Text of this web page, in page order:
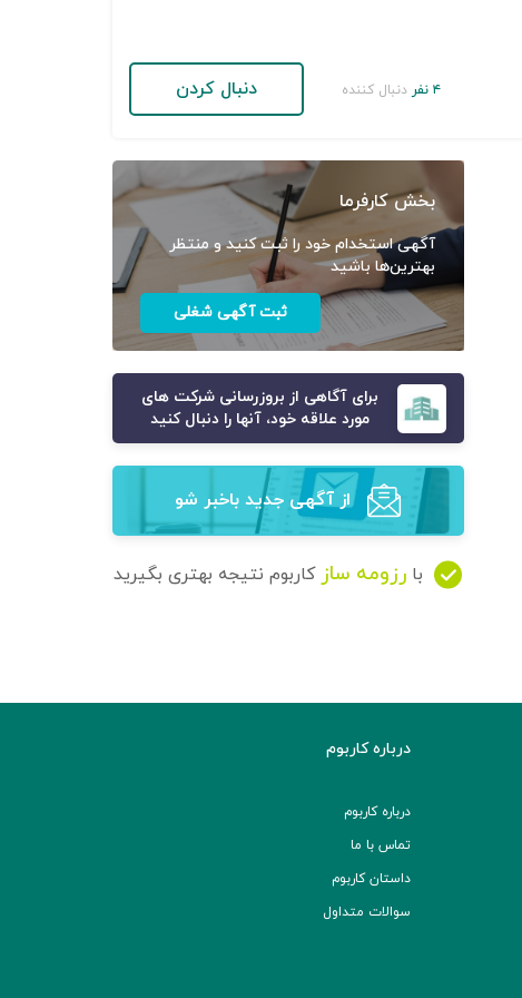
۴ نفر دنبال کننده دنبال کردن
بخش کارفرما
آگهی استخدام خود را ثبت کنید و منتظر
بهترین‌ها باشید
ثبت آگهی شغلی
برای آگاهی از بروزرسانی شرکت های
مورد علاقه خود، آنها را دنبال کنید
از آگهی‌ جدید باخبر شو
با رزومه ساز کاربوم نتیجه بهتری بگیرید
درباره کاربوم
درباره کاربوم
تماس با ما
داستان کاربوم
سوالات متداول